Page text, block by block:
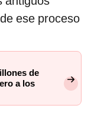
ese proceso
de
a los